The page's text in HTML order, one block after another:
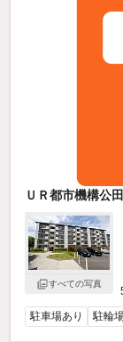
ＵＲ都市機構公
すべての写真
駐車場あり
駐輪